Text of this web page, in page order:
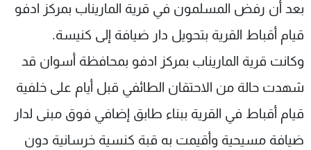
بعد أن رفض المسلمون في قرية الماريناب بمركز ادفو
قيام أقباط القرية بتحويل دار ضيافة إلى كنيسة.
وكانت قرية الماريناب بمركز ادفو بمحافظة أسوان قد
شهدت حالة من الاحتقان الطائفي قبل أيام على خلفية
قيام أقباط في القرية ببناء طابق إضافي فوق مبنى لدار
ضيافة مسيحية وأقيمت به قبة كنسية خرسانية دون
عن MTV
الإنـتـاج
لاعلاناتكم
وظائف
تواصل معنا
شروط الإسـتخدام
سياسة الخصوصية